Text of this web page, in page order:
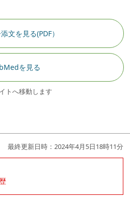
文を見る(PDF）
を見る
トへ移動します
最終更新日時：2024年4月5日18時11分